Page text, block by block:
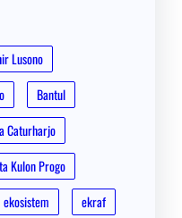
Lusono
Bantul
Caturharjo
Kulon Progo
ekosistem
ekraf